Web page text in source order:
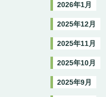
2026年1月
2025年12月
2025年11月
2025年10月
2025年9月